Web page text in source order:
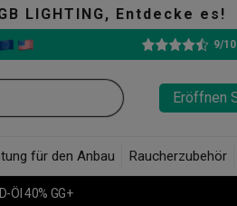
LIGHTING, Entdecke es!
9/10
Eröffnen
für den Anbau Raucherzubehör
Öl 40% GG+